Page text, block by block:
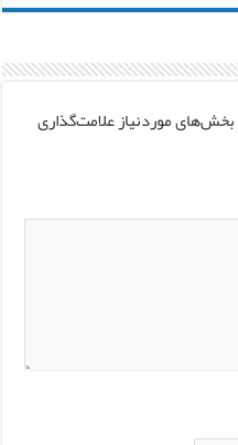
بخش‌های موردنیاز علامت‌گذاری